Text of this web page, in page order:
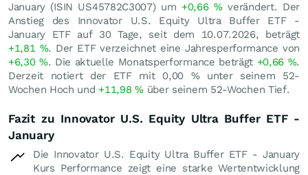
January (ISIN US45782C3007) um +0,66%verändert. Der
Anstieg des Innovator U.S. Equity Ultra Buffer ETF -
January ETF auf 30 Tage, seit dem 10.07.2026, beträgt
+1,81 %. Der ETF verzeichnet eine Jahresperformance von
+6,30%. Die aktuelle Monatsperformance beträgt +0,66 %.
Derzeit notiert der ETF mit 0,00 %unter seinem 52-
Wochen Hoch und +11,98%über seinem 52-Wochen Tief.
Fazit zu Innovator U.S. Equity Ultra Buffer ETF -
January
Die Innovator U.S. Equity Ultra Buffer ETF - January
Kurs Performance zeigt eine starke Wertentwicklung